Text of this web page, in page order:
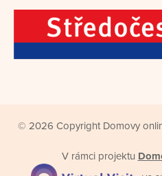
© 2026 Copyright Domovy
V rámci projektu